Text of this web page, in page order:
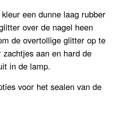
een dunne laag rubber
over de nagel heen
de overtollige glitter op te
aan en hard de
in de lamp.
voor het sealen van de